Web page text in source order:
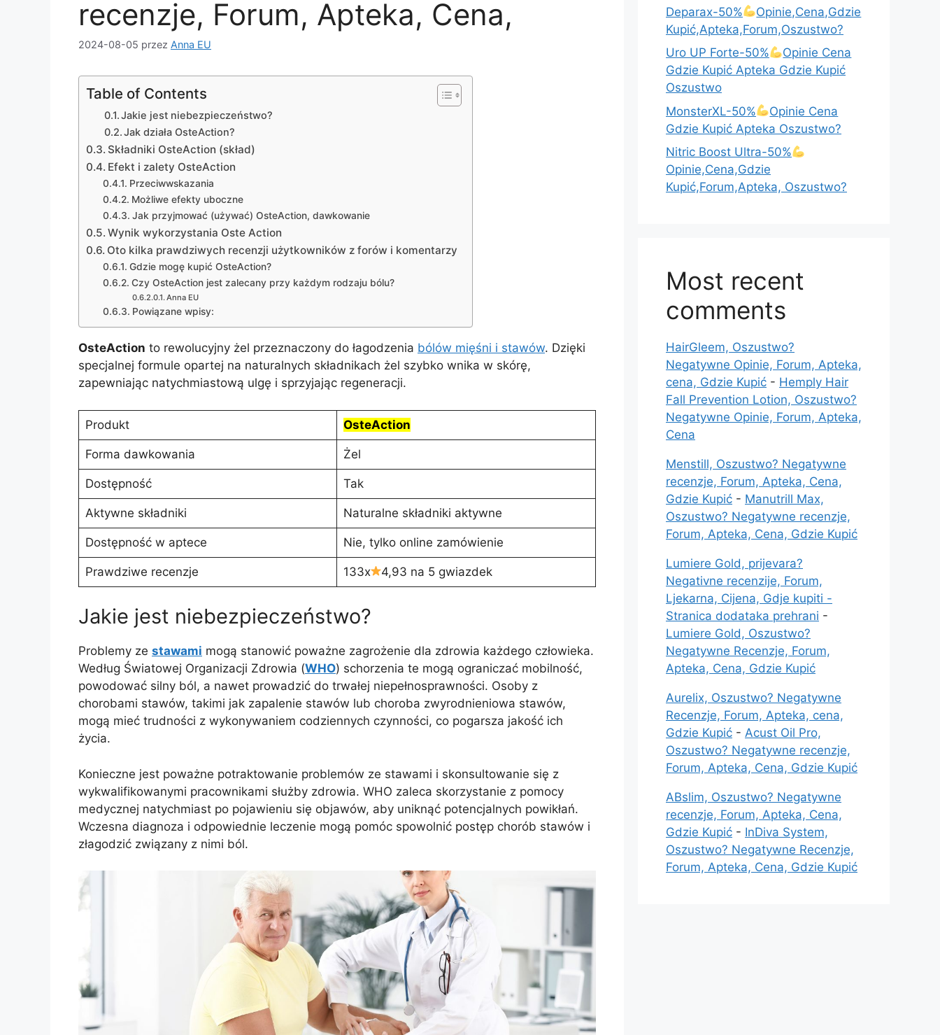
recenzje, Forum, Apteka, Cena,
2024-08-05 przez Anna EU
Table of Contents
Jakie jest niebezpieczeństwo?
Jak działa OsteAction?
Składniki OsteAction (skład)
Efekt i zalety OsteAction
Przeciwwskazania
Możliwe efekty uboczne
Jak przyjmować (używać) OsteAction, dawkowanie
Wynik wykorzystania Oste Action
Oto kilka prawdziwych recenzji użytkowników z forów i komentarzy
Gdzie mogę kupić OsteAction?
Czy OsteAction jest zalecany przy każdym rodzaju bólu?
Anna EU
Powiązane wpisy:
OsteAction to rewolucyjny żel przeznaczony do łagodzenia bólów mięśni i stawów. Dzięki
specjalnej formule opartej na naturalnych składnikach żel szybko wnika w skórę,
zapewniając natychmiastową ulgę i sprzyjając regeneracji.
Produkt OsteAction
Forma dawkowania Żel
Dostępność Tak
Aktywne składniki Naturalne składniki aktywne
Dostępność w aptece Nie, tylko online zamówienie
Prawdziwe recenzje 133x 4,93 na 5 gwiazdek
Jakie jest niebezpieczeństwo?
Problemy ze stawami mogą stanowić poważne zagrożenie dla zdrowia każdego człowieka.
Według Światowej Organizacji Zdrowia (WHO) schorzenia te mogą ograniczać mobilność,
powodować silny ból, a nawet prowadzić do trwałej niepełnosprawności. Osoby z
chorobami stawów, takimi jak zapalenie stawów lub choroba zwyrodnieniowa stawów,
mogą mieć trudności z wykonywaniem codziennych czynności, co pogarsza jakość ich
życia.
Konieczne jest poważne potraktowanie problemów ze stawami i skonsultowanie się z
wykwalifikowanymi pracownikami służby zdrowia. WHO zaleca skorzystanie z pomocy
medycznej natychmiast po pojawieniu się objawów, aby uniknąć potencjalnych powikłań.
Wczesna diagnoza i odpowiednie leczenie mogą pomóc spowolnić postęp chorób stawów i
złagodzić związany z nimi ból.
Deparax-50%
Opinie,Cena,Gdzie
Kupić,Apteka,Forum,Oszustwo?
Uro UP Forte-50%
Opinie Cena
Gdzie Kupić Apteka Gdzie Kupić
Oszustwo
MonsterXL-50%
Opinie Cena
Gdzie Kupić Apteka Oszustwo?
Nitric Boost Ultra-50%
Opinie,Cena,Gdzie
Kupić,Forum,Apteka, Oszustwo?
Most recent
comments
HairGleem, Oszustwo?
Negatywne Opinie, Forum, Apteka,
cena, Gdzie Kupić - Hemply Hair
Fall Prevention Lotion, Oszustwo?
Negatywne Opinie, Forum, Apteka,
Cena
Menstill, Oszustwo? Negatywne
recenzje, Forum, Apteka, Cena,
Gdzie Kupić - Manutrill Max,
Oszustwo? Negatywne recenzje,
Forum, Apteka, Cena, Gdzie Kupić
Lumiere Gold, prijevara?
Negativne recenzije, Forum,
Ljekarna, Cijena, Gdje kupiti -
Stranica dodataka prehrani -
Lumiere Gold, Oszustwo?
Negatywne Recenzje, Forum,
Apteka, Cena, Gdzie Kupić
Aurelix, Oszustwo? Negatywne
Recenzje, Forum, Apteka, cena,
Gdzie Kupić - Acust Oil Pro,
Oszustwo? Negatywne recenzje,
Forum, Apteka, Cena, Gdzie Kupić
ABslim, Oszustwo? Negatywne
recenzje, Forum, Apteka, Cena,
Gdzie Kupić - InDiva System,
Oszustwo? Negatywne Recenzje,
Forum, Apteka, Cena, Gdzie Kupić